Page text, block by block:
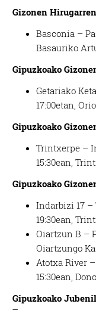
Gizonen
Basconia –
Basauriko
Gipuzkoako
Getariako
17:00etan,
Gipuzkoako
Trintxerpe –
15:30ean,
Gipuzkoako
Indarbizi 17 –
19:30ean,
Oiartzun B –
Oiartzungo
Atotxa River
15:30ean,
Gipuzkoako